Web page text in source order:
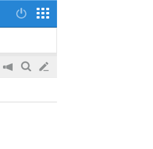
공
on/off
검
글
쓰